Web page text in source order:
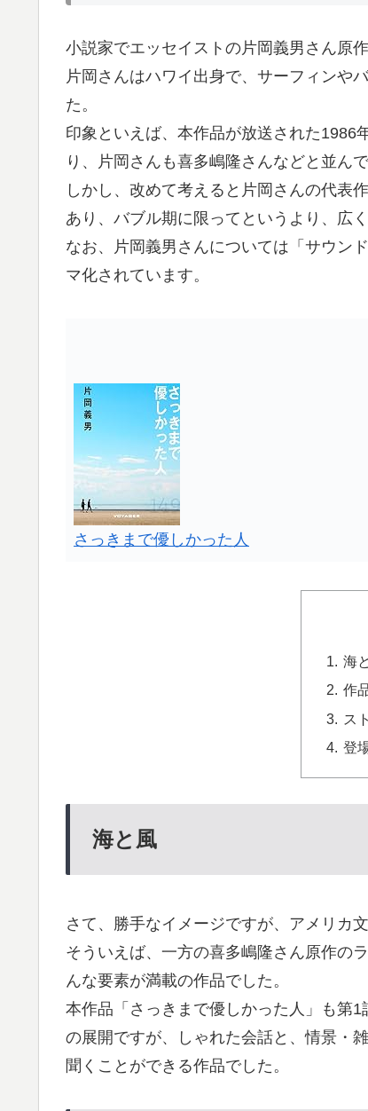
小説家でエッセイストの片岡義男さん原
片岡さんはハワイ出身で、サーフィンや
た。
印象といえば、本作品が放送された1986
り、片岡さんも喜多嶋隆さんなどと並ん
しかし、改めて考えると片岡さんの代表
あり、バブル期に限ってというより、広
なお、片岡義男さんについては「サウン
マ化されています。
さっきまで優しかった人
海
作
ス
登
海と風
さて、勝手なイメージですが、アメリカ
そういえば、一方の喜多嶋隆さん原作の
んな要素が満載の作品でした。
本作品「さっきまで優しかった人」も第
の展開ですが、しゃれた会話と、情景・
聞くことができる作品でした。